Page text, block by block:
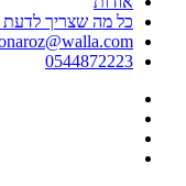
כל מה שצריך לדעת
0544872223